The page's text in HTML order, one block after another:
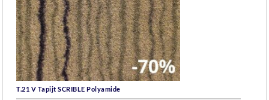
T.21 V Tapijt SCRIBLE Polyamide